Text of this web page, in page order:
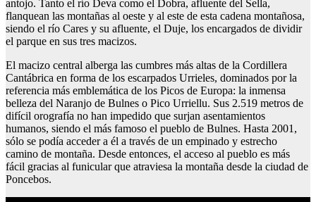
antojo. Tanto el río Deva como el Dobra, afluente del Sella,
flanquean las montañas al oeste y al este de esta cadena montañosa,
siendo el río Cares y su afluente, el Duje, los encargados de dividir
el parque en sus tres macizos.
El macizo central alberga las cumbres más altas de la Cordillera
Cantábrica en forma de los escarpados Urrieles, dominados por la
referencia más emblemática de los Picos de Europa: la inmensa
belleza del Naranjo de Bulnes o Pico Urriellu. Sus 2.519 metros de
difícil orografía no han impedido que surjan asentamientos
humanos, siendo el más famoso el pueblo de Bulnes. Hasta 2001,
sólo se podía acceder a él a través de un empinado y estrecho
camino de montaña. Desde entonces, el acceso al pueblo es más
fácil gracias al funicular que atraviesa la montaña desde la ciudad de
Poncebos.